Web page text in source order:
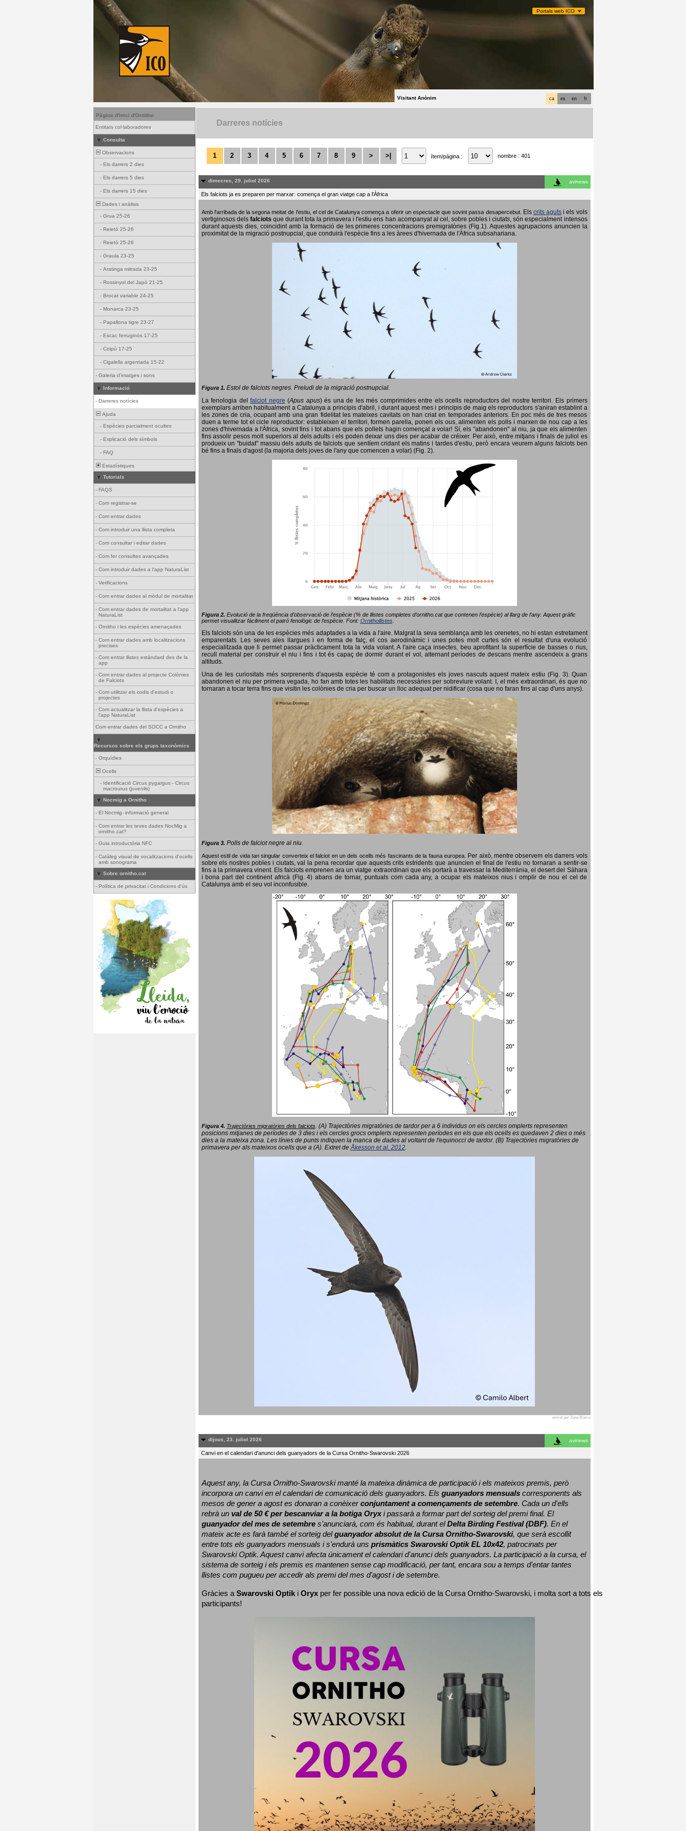
Portals web ICO
fr
en
es
ca
Visitant Anònim
Pàgina d'inici d'Ornitho
Entitats col·laboradores
Consulta
Observacions
- Els darrers 2 dies
- Els darrers 5 dies
- Els darrers 15 dies
Dades i anàlisis
- Grua 25-26
- Reietó 25-26
- Reietó 25-26
- Graula 23-25
- Aratinga mitrada 23-25
- Rossinyol del Japó 21-25
- Brocat variable 24-25
- Monarca 23-25
- Papallona tigre 23-27
- Escac ferruginós 17-25
- Coipú 17-25
- Cigalella argentada 15-22
- Galeria d'imatges i sons
Informació
- Darreres notícies
Ajuda
- Espècies parcialment ocultes
- Explicació dels símbols
- FAQ
Estadístiques
Tutorials
- FAQS
- Com registrar-se
- Com entrar dades
- Com introduir una llista completa
- Com consultar i editar dades
- Com fer consultes avançades
- Com introduir dades a l'app NaturaList
- Verificacions
- Com entrar dades al mòdul de mortalitat
- Com entrar dades de mortalitat a l'app
NaturaList
- Ornitho i les espècies amenaçades
- Com entrar dades amb localitzacions
precises
- Com entrar llistes estàndard des de la
app
- Com entrar dades al projecte Colònies
de Falciots
- Com utilitzar els codis d'estudi o
projectes
- Com actualitzar la llista d'espècies a
l'app NaturaList
Com entrar dades del SOCC a Ornitho
Recursos sobre els grups taxonòmics
- Orquídies
Ocells
- Identificació Circus pygargus - Circus
macrourus (juvenils)
Nocmig a Ornitho
- El Nocmig- informació general
- Com entrar les teves dades NocMig a
ornitho.cat?
- Guia introductòria NFC
- Catàleg visual de vocalitzacions d'ocells
amb sonograma
Sobre ornitho.cat
- Política de privacitat i Condicions d'ús
Darreres notícies
1 2 3 4 5 6 7 8 9 > >| ítem/pàgina : nombre : 401
dimecres, 29. juliol 2026 avinews
Els falciots ja es preparen per marxar: comença el gran viatge cap a l'Àfrica
Amb l'arribada de la segona meitat de l'estiu, el cel de Catalunya comença a oferir un espectacle que sovint passa desapercebut. Els crits aguts i els vols
vertiginosos dels falciots que durant tota la primavera i l'estiu ens han acompanyat al cel, sobre pobles i ciutats, són especialment intensos
durant aquests dies, coincidint amb la formació de les primeres concentracions premigratòries (Fig.1). Aquestes agrupacions anuncien la
proximitat de la migració postnupcial, que conduirà l'espècie fins a les àrees d'hivernada de l'Àfrica subsahariana.
Figura 1. Estol de falciots negres. Preludi de la migració postnupcial.
La fenologia delfalciot negre (Apus apus) és una de les més comprimides entre els ocells reproductors del nostre territori. Els primers
exemplars arriben habitualment a Catalunya a principis d'abril, i durant aquest mes i principis de maig els reproductors s'aniran establint a
les zones de cria, ocupant amb una gran fidelitat les mateixes cavitats on han criat en temporades anteriors. En poc més de tres mesos
duen a terme tot el cicle reproductor: estableixen el territori, formen parella, ponen els ous, alimenten els polls i marxen de nou cap a les
zones d'hivernada a l'Àfrica, sovint fins i tot abans que els pollets hagin començat a volar! Sí, els "abandonen" al niu, ja que els alimenten
fins assolir pesos molt superiors al dels adults i els poden deixar uns dies per acabar de créixer. Per això, entre mitjans i finals de juliol es
produeix un "buidat" massiu dels adults de falciots que sentíem cridant els matins i tardes d'estiu, però encara veurem alguns falciots ben
bé fins a finals d'agost (la majoria dels joves de l'any que comencen a volar) (Fig. 2).
Figura 2. Evolució de la freqüència d’observació de l’espècie (% de llistes completes d’ornitho.cat que contenen l’espècie) al llarg de l’any. Aquest gràfic
permet visualitzar fàcilment el patró fenològic de l’espècie. Font: Ornithollistes.
Els falciots són una de les espècies més adaptades a la vida a l'aire. Malgrat la seva semblança amb les orenetes, no hi estan estretament
emparentats. Les seves ales llargues i en forma de falç, el cos aerodinàmic i unes potes molt curtes són el resultat d'una evolució
especialitzada que li permet passar pràcticament tota la vida volant. A l'aire caça insectes, beu aprofitant la superfície de basses o rius,
recull material per construir el niu i fins i tot és capaç de dormir durant el vol, alternant períodes de descans mentre ascendeix a grans
altituds.
Una de les curiositats més sorprenents d'aquesta espècie té com a protagonistes els joves nascuts aquest mateix estiu (Fig. 3). Quan
abandonen el niu per primera vegada, ho fan amb totes les habilitats necessàries per sobreviure volant. I, el més extraordinari, és que no
tornaran a tocar terra fins que visitin les colònies de cria per buscar un lloc adequat per nidificar (cosa que no faran fins al cap d'uns anys).
Figura 3. Polls de falciot negre al niu.
Aquest estil de vida tan singular converteix el falciot en un dels ocells més fascinants de la fauna europea. Per això, mentre observem els darrers vols
sobre els nostres pobles i ciutats, val la pena recordar que aquests crits estridents que anuncien el final de l'estiu no tornaran a sentir-se
fins a la primavera vinent. Els falciots emprenen ara un viatge extraordinari que els portarà a travessar la Mediterrània, el desert del Sàhara
i bona part del continent africà (Fig. 4) abans de tornar, puntuals com cada any, a ocupar els mateixos nius i omplir de nou el cel de
Catalunya amb el seu vol inconfusible.
Figura 4. Trajectòries migratòries dels falciots. (A) Trajectòries migratòries de tardor per a 6 individus on els cercles omplerts representen
posicions mitjanes de períodes de 3 dies i els cercles grocs omplerts representen períodes en els que els ocells es quedaven 2 dies o més
dies a la mateixa zona. Les línies de punts indiquen la manca de dades al voltant de l'equinocci de tardor. (B) Trajectòries migratòries de
primavera per als mateixos ocells que a (A). Extret deÅkesson et al. 2012.
enviat per Jana Marco
dijous, 23. juliol 2026 avinews
Canvi en el calendari d'anunci dels guanyadors de la Cursa Ornitho-Swarovski 2026
Aquest any, la Cursa Ornitho-Swarovski manté la mateixa dinàmica de participació i els mateixos premis, però
incorpora un canvi en el calendari de comunicació dels guanyadors. Els guanyadors mensuals corresponents als
mesos de gener a agost es donaran a conèixer conjuntament a començaments de setembre. Cada un d'ells
rebrà un val de 50 € per bescanviar a la botiga Oryx i passarà a formar part del sorteig del premi final.
El
guanyador del mes de setembre s'anunciarà, com és habitual, durant el Delta Birding Festival (DBF). En el
mateix acte es farà també el sorteig del guanyador absolut de la Cursa Ornitho-Swarovski, que serà escollit
entre tots els guanyadors mensuals i s'endurà uns prismàtics Swarovski Optik EL 10x42, patrocinats per
Swarovski Optik. Aquest canvi afecta únicament el calendari d'anunci dels guanyadors. La participació a la cursa, el
sistema de sorteig i els premis es mantenen sense cap modificació, per tant, encara sou a temps d'entar tantes
llistes com pugueu per accedir als premi del mes d'agost i de setembre.
Gràcies a Swarovski Optik i Oryx per fer possible una nova edició de la Cursa Ornitho-Swarovski, i molta sort a tots els
participants!